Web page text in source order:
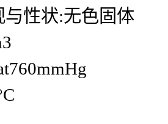
性状:无色固体